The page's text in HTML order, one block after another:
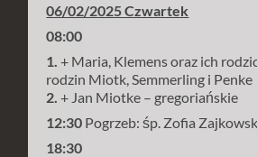
06/02/2025 Czwartek
08:00
1. + Maria, Klemens oraz ich
rodzin Miotk, Semmerling i Penke
2. + Jan Miotke – gregoriańskie
12:30 Pogrzeb: śp. Zofia
18:30